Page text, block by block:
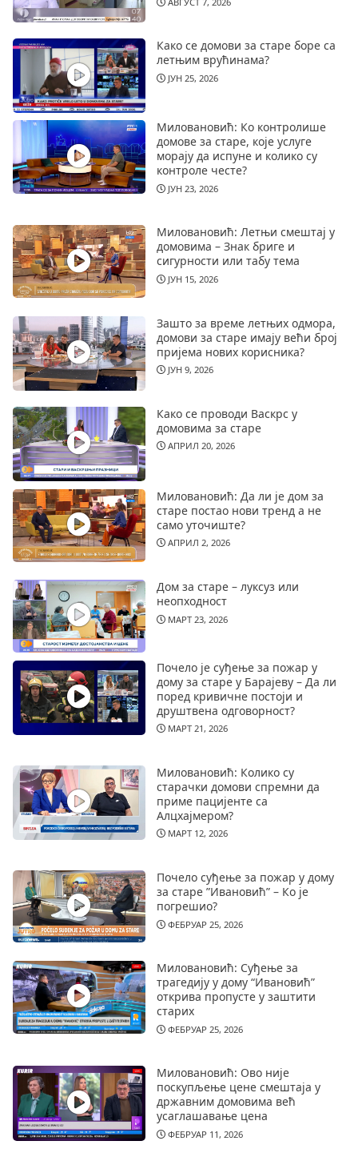
Како се домови за старе боре са
летњим врућинама?
ЈУН 25, 2026
Миловановић: Ко контролише
домове за старе, које услуге
морају да испуне и колико су
контроле честе?
ЈУН 23, 2026
Миловановић: Летњи смештај у
домовима – Знак бриге и
сигурности или табу тема
ЈУН 15, 2026
Зашто за време летњих одмора,
домови за старе имају већи број
пријема нових корисника?
ЈУН 9, 2026
Како се проводи Васкрс у
домовима за старе
АПРИЛ 20, 2026
Миловановић: Да ли је дом за
старе постао нови тренд а не
само уточиште?
АПРИЛ 2, 2026
Дом за старе – луксуз или
неопходност
МАРТ 23, 2026
Почело је суђење за пожар у
дому за старе у Барајеву – Да ли
поред кривичне постоји и
друштвена одговорност?
МАРТ 21, 2026
Миловановић: Колико су
старачки домови спремни да
приме пацијенте са
Алцхајмером?
МАРТ 12, 2026
Почело суђење за пожар у дому
за старе ”Ивановић” – Ко је
погрешио?
ФЕБРУАР 25, 2026
Миловановић: Суђење за
трагедију у дому “Ивановић”
открива пропусте у заштити
старих
ФЕБРУАР 25, 2026
Миловановић: Ово није
поскупљење цене смештаја у
државним домовима већ
усаглашавање цена
ФЕБРУАР 11, 2026